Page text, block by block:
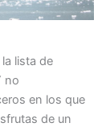
lista de
no
en los que
de un